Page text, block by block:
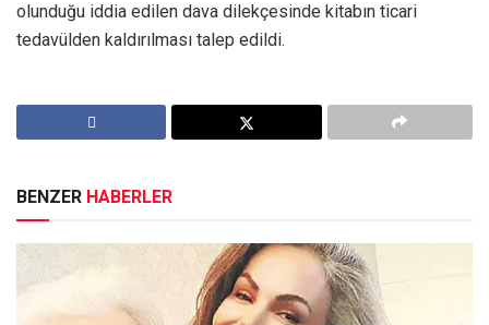
olunduğu iddia edilen dava dilekçesinde kitabın ticari
tedavülden kaldırılması talep edildi.
BENZER HABERLER